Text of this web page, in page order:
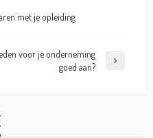
met je opleiding
voor je onderneming
goed aan?